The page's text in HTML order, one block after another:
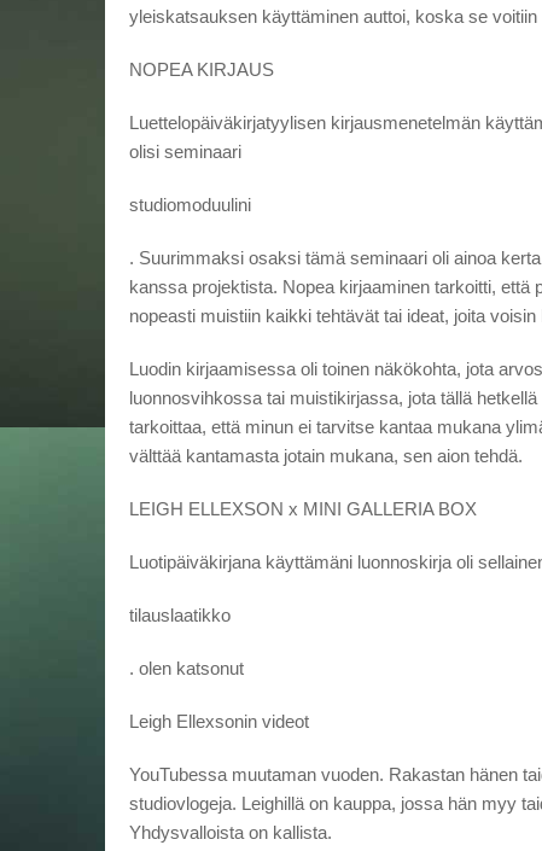
yleiskatsauksen käyttäminen auttoi, koska se
NOPEA KIRJAUS
Luettelopäiväkirjatyylisen kirjausmenetelmän
olisi seminaari
studiomoduulini
. Suurimmaksi osaksi tämä seminaari oli ainoa
kanssa projektista. Nopea kirjaaminen tarkoitti,
nopeasti muistiin kaikki tehtävät tai ideat, joita
Luodin kirjaamisessa oli toinen näkökohta, jota
luonnosvihkossa tai muistikirjassa, jota tällä
tarkoittaa, että minun ei tarvitse kantaa mukana
välttää kantamasta jotain mukana, sen aion tehdä.
LEIGH ELLEXSON x MINI GALLERIA BOX
Luotipäiväkirjana käyttämäni luonnoskirja oli
tilauslaatikko
. olen katsonut
Leigh Ellexsonin videot
YouTubessa muutaman vuoden. Rakastan hänen
studiovlogeja. Leighillä on kauppa, jossa hän myy
Yhdysvalloista on kallista.